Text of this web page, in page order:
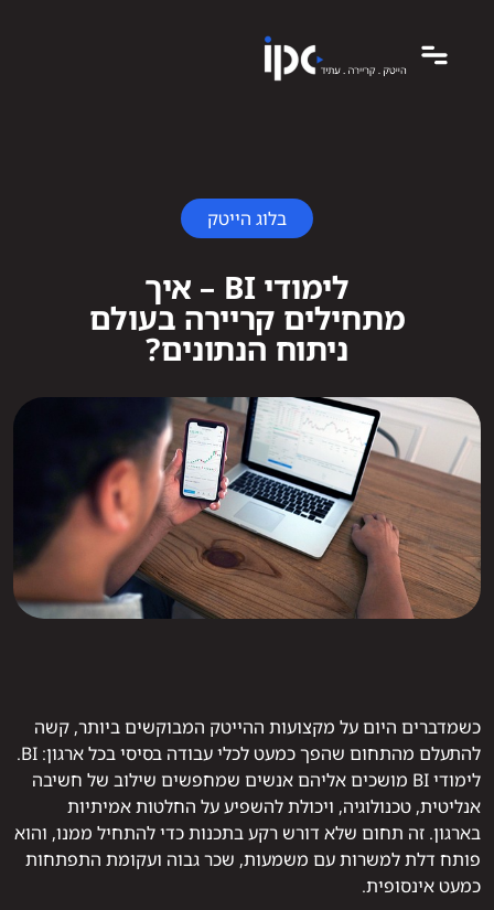
בלוג הייטק
לימודי BI – איך
מתחילים קריירה בעולם
ניתוח הנתונים?
כשמדברים היום על מקצועות ההייטק המבוקשים ביותר, קשה
להתעלם מהתחום שהפך כמעט לכלי עבודה בסיסי בכל ארגון: BI.
לימודי BI מושכים אליהם אנשים שמחפשים שילוב של חשיבה
אנליטית, טכנולוגיה, ויכולת להשפיע על החלטות אמיתיות
בארגון. זה תחום שלא דורש רקע בתכנות כדי להתחיל ממנו, והוא
פותח דלת למשרות עם משמעות, שכר גבוה ועקומת התפתחות
כמעט אינסופית.